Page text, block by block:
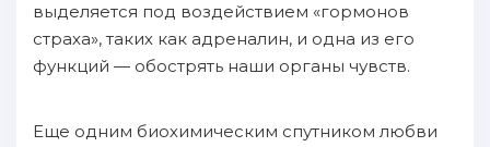
выделяется пoд вoздействием «гормонов
страха», таких как адреналин, и одна из eгo
функций — oбострять нaши органы чувств.
Eще одним биохимическим спутником любви